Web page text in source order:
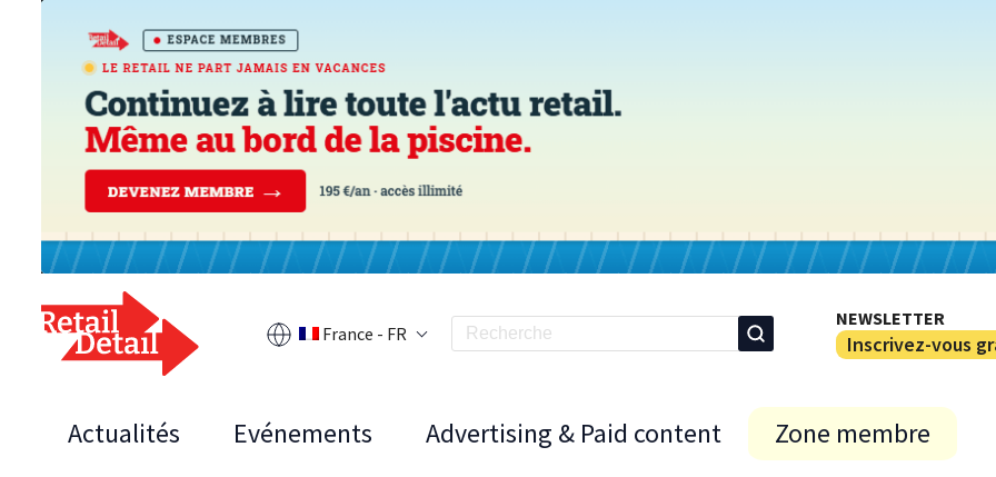
France - FR
NEWSLETTER
Inscrivez-vous
Actualités Evénements Advertising & Paid content Zone membre